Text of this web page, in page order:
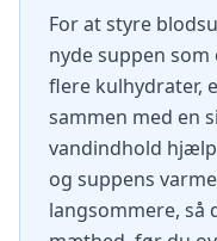
For at styre
nyde suppen
flere kulhydrater,
sammen med en
vandindhold
og suppens
langsommere, så